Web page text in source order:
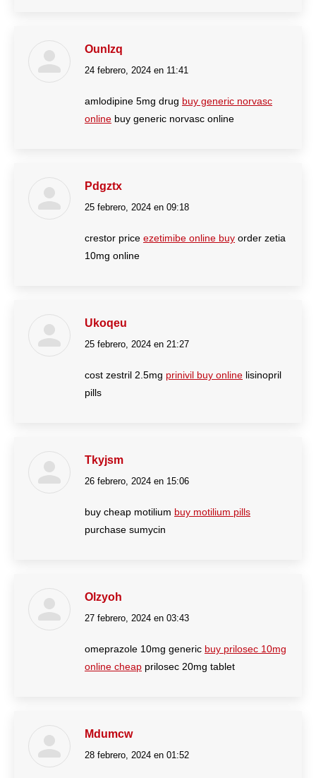
Ounlzq
dice:
24 febrero, 2024 en 11:41
amlodipine 5mg drug buy generic norvasc
online buy generic norvasc online
Pdgztx
dice:
25 febrero, 2024 en 09:18
crestor price ezetimibe online buy order zetia
10mg online
Ukoqeu
dice:
25 febrero, 2024 en 21:27
cost zestril 2.5mg prinivil buy online lisinopril
pills
Tkyjsm
dice:
26 febrero, 2024 en 15:06
buy cheap motilium buy motilium pills
purchase sumycin
Olzyoh
dice:
27 febrero, 2024 en 03:43
omeprazole 10mg generic buy prilosec 10mg
online cheap prilosec 20mg tablet
Mdumcw
dice:
28 febrero, 2024 en 01:52